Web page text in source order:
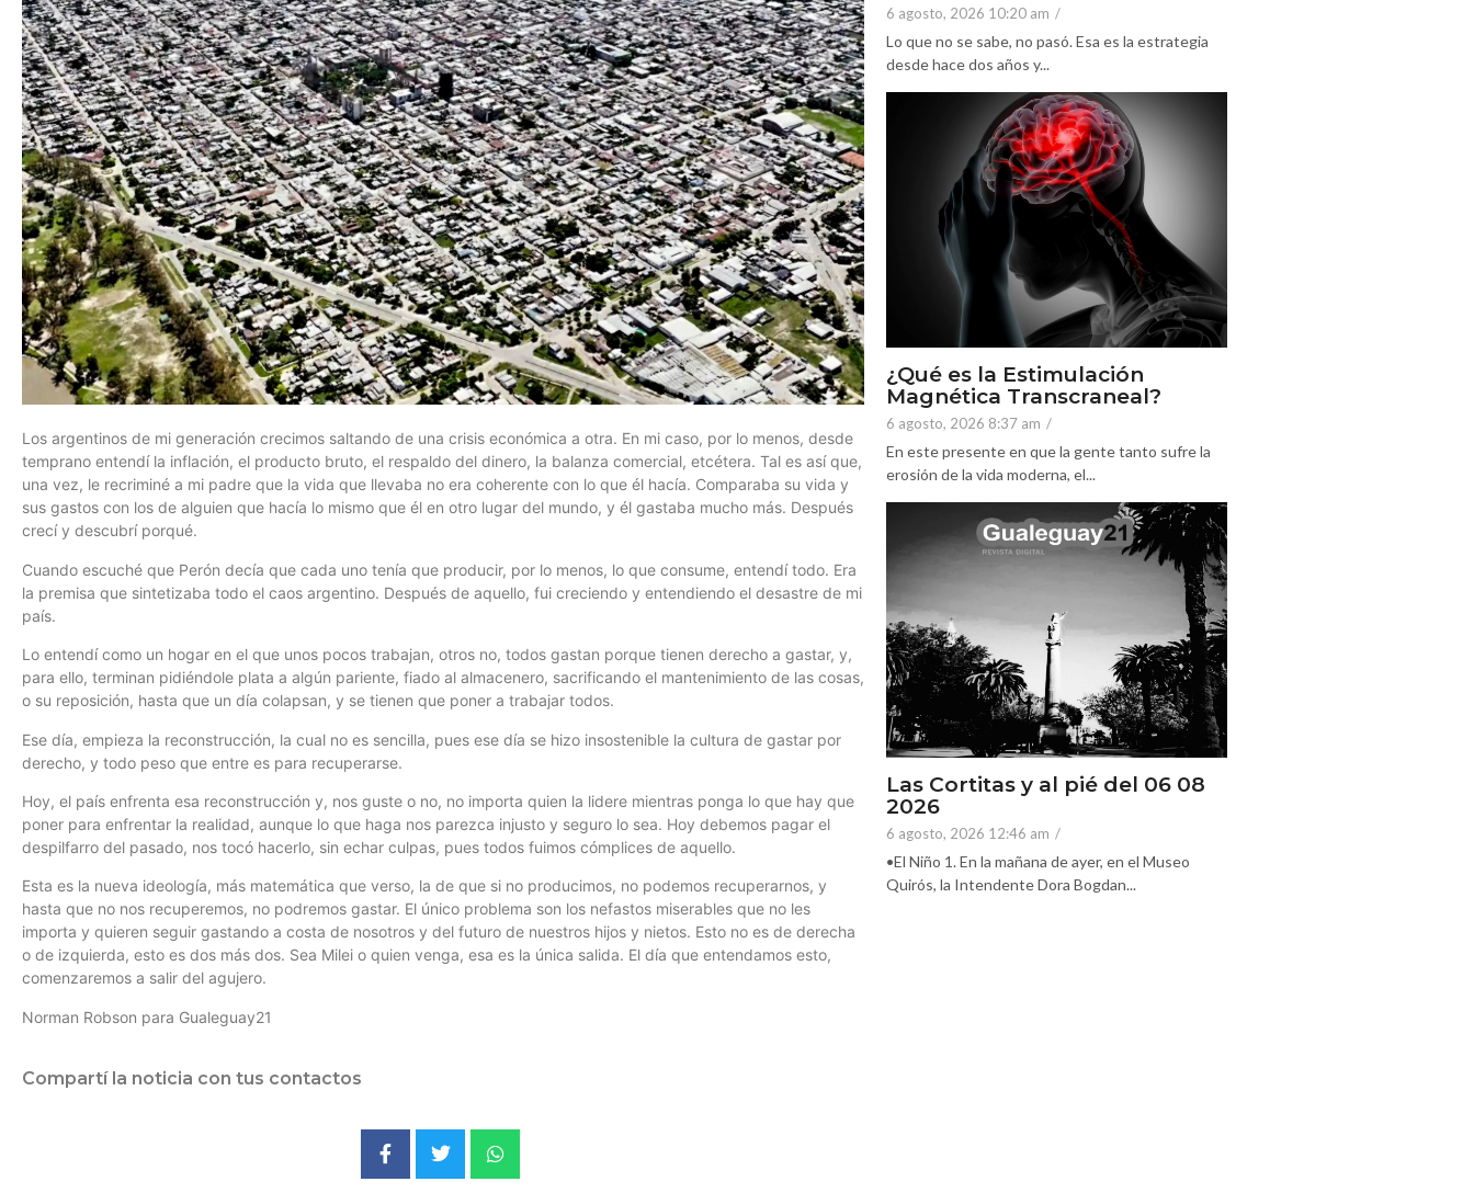
Los argentinos de mi generación crecimos saltando de una crisis económica a otra. En mi caso, por lo menos, desde
temprano entendí la inflación, el producto bruto, el respaldo del dinero, la balanza comercial, etcétera. Tal es así que,
una vez, le recriminé a mi padre que la vida que llevaba no era coherente con lo que él hacía. Comparaba su vida y
sus gastos con los de alguien que hacía lo mismo que él en otro lugar del mundo, y él gastaba mucho más. Después
crecí y descubrí porqué.
Cuando escuché que Perón decía que cada uno tenía que producir, por lo menos, lo que consume, entendí todo. Era
la premisa que sintetizaba todo el caos argentino. Después de aquello, fui creciendo y entendiendo el desastre de mi
país.
Lo entendí como un hogar en el que unos pocos trabajan, otros no, todos gastan porque tienen derecho a gastar, y,
para ello, terminan pidiéndole plata a algún pariente, fiado al almacenero, sacrificando el mantenimiento de las cosas,
o su reposición, hasta que un día colapsan, y se tienen que poner a trabajar todos.
Ese día, empieza la reconstrucción, la cual no es sencilla, pues ese día se hizo insostenible la cultura de gastar por
derecho, y todo peso que entre es para recuperarse.
Hoy, el país enfrenta esa reconstrucción y, nos guste o no, no importa quien la lidere mientras ponga lo que hay que
poner para enfrentar la realidad, aunque lo que haga nos parezca injusto y seguro lo sea. Hoy debemos pagar el
despilfarro del pasado, nos tocó hacerlo, sin echar culpas, pues todos fuimos cómplices de aquello.
Esta es la nueva ideología, más matemática que verso, la de que si no producimos, no podemos recuperarnos, y
hasta que no nos recuperemos, no podremos gastar. El único problema son los nefastos miserables que no les
importa y quieren seguir gastando a costa de nosotros y del futuro de nuestros hijos y nietos. Esto no es de derecha
o de izquierda, esto es dos más dos. Sea Milei o quien venga, esa es la única salida. El día que entendamos esto,
comenzaremos a salir del agujero.
Norman Robson para Gualeguay21
Compartí la noticia con tus contactos
6 agosto, 2026 10:20 am /
Lo que no se sabe, no pasó. Esa es la estrategia
desde hace dos años y...
¿Qué es la Estimulación
Magnética Transcraneal?
6 agosto, 2026 8:37 am /
En este presente en que la gente tanto sufre la
erosión de la vida moderna, el...
Las Cortitas y al pié del 06 08
2026
6 agosto, 2026 12:46 am /
•El Niño 1. En la mañana de ayer, en el Museo
Quirós, la Intendente Dora Bogdan...